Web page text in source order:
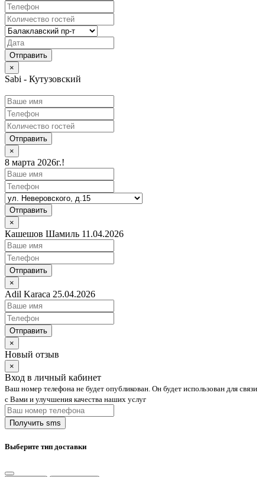
×
Sabi - Кутузовский
Отправить
×
8 марта 2026г.!
Отправить
×
Кашешов Шамиль 11.04.2026
Отправить
×
Adil Karaca 25.04.2026
Отправить
×
Новый отзыв
×
Вход в личный кабинет
Ваш номер телефона не будет опубликован. Он будет использован для связи
с Вами и улучшения качества наших услуг
Выберите тип доставки